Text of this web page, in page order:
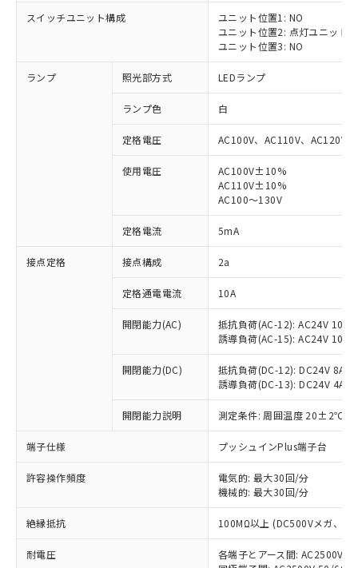
スイッチユニット構成
ユニット位置1: NO
ユニット位置2: 点灯ユニット
ユニット位置3: NO
ランプ 照光部方式 LEDランプ
ランプ色 白
定格電圧 AC100V、AC110V、AC120V
使用電圧
AC100V±10%
AC110V±10%
AC100～130V
定格電流 5mA
接点定格 接点構成 2a
定格通電電流 10A
開閉能力(AC)
抵抗負荷(AC-12): AC24V 10A/
誘導負荷(AC-15): AC24V
開閉能力(DC)
抵抗負荷(DC-12): DC24V 8A/
誘導負荷(DC-13): DC24V 4A/
開閉能力説明 測定条件: 周囲温度 20±2℃、
端子仕様 プッシュインPlus端子台
許容操作頻度
電気的: 最大30回/分
機械的: 最大30回/分
絶縁抵抗 100MΩ以上 (DC500Vメガ、点
耐電圧
各端子とアース間: AC2500V
ご利用条件
以下の条件をお読みいただき、同意のうえ
本サービスは、当社制御機器事業取扱
商品の当社在庫状況および標準価格
(税抜)を提供させていただくもので
当社制御機器事業取扱商品の中には、
本サービスの対象外となる商品もある
ことをご了承ください。
在庫状況および標準価格照会結果は、
記載している更新日時点での社内デー
タに基づき作成されるものであり、閲
準価格とは異なる場合があることをご
対応済み：EU RoHS指令（10物質）の
非含有に対応した製品が提供可能な商品で
対応予定：EU RoHS指令（10物質）の非含
有に対応した製品に切り替える予定のある
対応予定なし：EU RoHS指令（10物質）の
非含有に非対応の商品で、対応品を出す予
調査・確認中：EU RoHS指令（10物質）の
非含有の対応状況を調査中または確認中の
非該当品：ライセンス料など無形物で、有
害物質有無と関係のない商品です。
仕入先様の事情により、非含有部品として
いたものが、含有品と判明した場合などや
むを得ず変更することがあります。
*EU RoHS指令（10物質）：
鉛(Pb) 1000ppm以下、 水銀(Hg) 1000ppm以下、 カド
六価クロム(Cr(Ⅵ)) 1000ppm以下、ポリ臭化ビフェニル
「○」：最大均質材料含有率が中国RoHSの
基準値以下であることを示します。
「×」：最大均質材料含有率が中国RoHSの
基準値を超えていることを示します。
「－」：未確認です。当社販売部門へお問
当社は、これら貴社製品のうち、外国
為替および外国貿易法に定める商品
（以下｢規制貨物等」という）を輸出
または国外への提供する場合は、日本
国政府の輸出許可(または役務取引許
可)を取得するなどの必要な手続きを